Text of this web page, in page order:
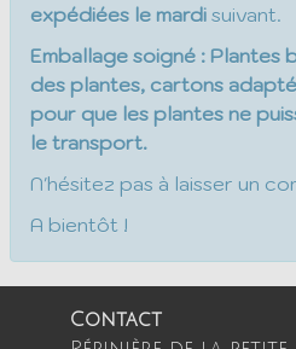
dimanche minuit, celles ci
expédiées le mardi suivant.
Emballage soigné : Plantes
des plantes, cartons
pour que les plantes ne
le transport.
N'hésitez pas à laisser un
A bientôt !